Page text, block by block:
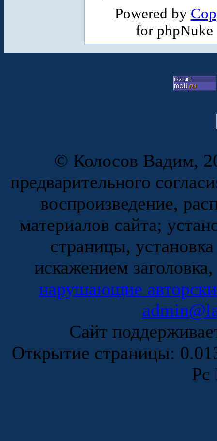
Powered by
for
© Колосов Вадим,
предварительного
воспроизведение,
материалов сайта;
страницы,
искажением
нарушающие
Сайт
Открытие страницы:
Рє